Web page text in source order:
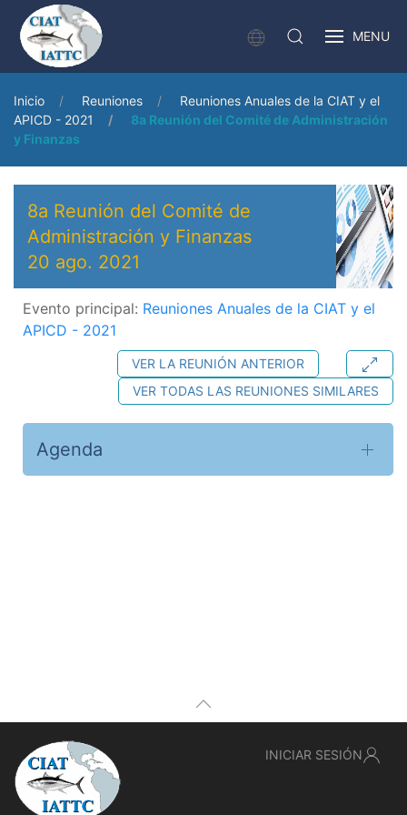
MENU
Inicio Reuniones
Reuniones Anuales de la CIAT y el
APICD - 2021
8a Reunión del Comité de Administración
y Finanzas
8a Reunión del Comité de
Administración y Finanzas
20 ago. 2021
Evento principal: Reuniones Anuales de la CIAT y el
APICD - 2021
VER LA REUNIÓN ANTERIOR
VER TODAS LAS REUNIONES SIMILARES
Agenda
INICIAR SESIÓN